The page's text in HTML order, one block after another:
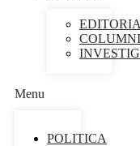
Menu
POLITICA